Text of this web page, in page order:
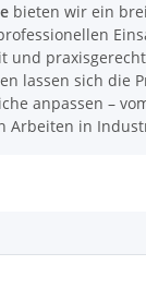
bieten wir ein
und
lassen sich die
anpassen –
Arbeiten in